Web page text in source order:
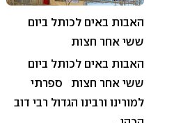
האבות באים לכותל ביום
ששי אחר חצות
האבות באים לכותל ביום
ששי אחר חצות ספרתי
למורינו ורבינו הגדול רבי דוב